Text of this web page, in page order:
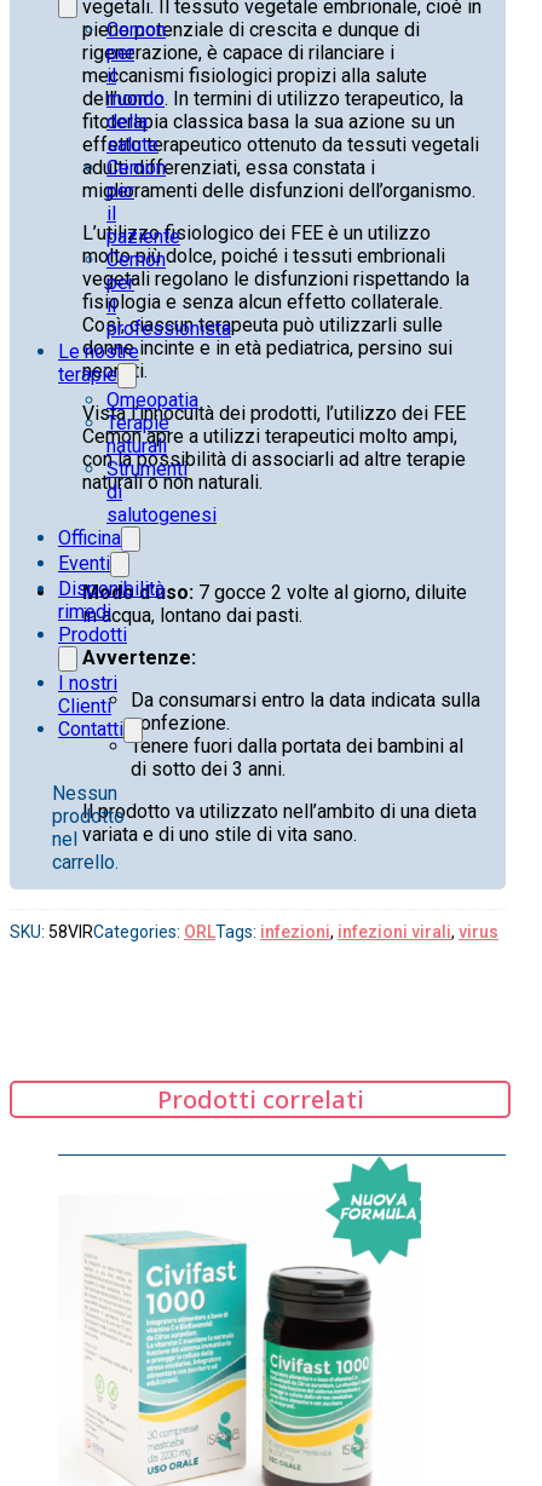
Cemon
per
il
mondo
della
salute
Cemon
per
il
paziente
Cemon
per
il
professionista
Le nostre
terapie
Omeopatia
Terapie
naturali
Strumenti
di
salutogenesi
Officina
Eventi
Disponibilità
rimedi
Prodotti
I nostri
Clienti
Contatti
Nessun
prodotto
nel
carrello.
vegetali. Il tessuto vegetale embrionale, cioè in
pieno potenziale di crescita e dunque di
rigenerazione, è capace di rilanciare i
meccanismi fisiologici propizi alla salute
dell’uomo. In termini di utilizzo terapeutico, la
fitoterapia classica basa la sua azione su un
effetto terapeutico ottenuto da tessuti vegetali
adulti differenziati, essa constata i
miglioramenti delle disfunzioni dell’organismo.
L’utilizzo fisiologico dei FEE è un utilizzo
molto più dolce, poiché i tessuti embrionali
vegetali regolano le disfunzioni rispettando la
fisiologia e senza alcun effetto collaterale.
Così, ciascun terapeuta può utilizzarli sulle
donne incinte e in età pediatrica, persino sui
neonati.
Vista l’innocuità dei prodotti, l’utilizzo dei FEE
Cemon apre a utilizzi terapeutici molto ampi,
con la possibilità di associarli ad altre terapie
naturali o non naturali.
Modo d’uso: 7 gocce 2 volte al giorno, diluite
in acqua, lontano dai pasti.
Avvertenze:
Da consumarsi entro la data indicata sulla
confezione.
Tenere fuori dalla portata dei bambini al
di sotto dei 3 anni.
Il prodotto va utilizzato nell’ambito di una dieta
variata e di uno stile di vita sano.
SKU: 58VIRCategories: ORLTags: infezioni, infezioni virali, virus
Prodotti correlati